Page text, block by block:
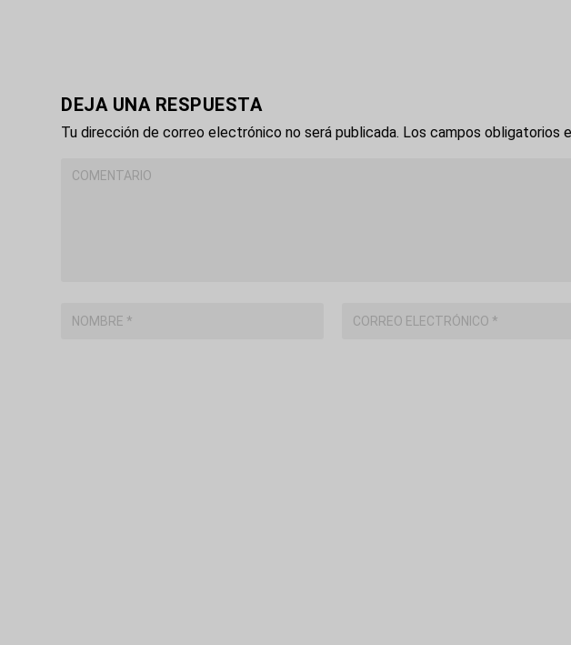
DEJA UNA RESPUESTA
Tu dirección de correo electrónico no será publicada. Los campos obligatorios